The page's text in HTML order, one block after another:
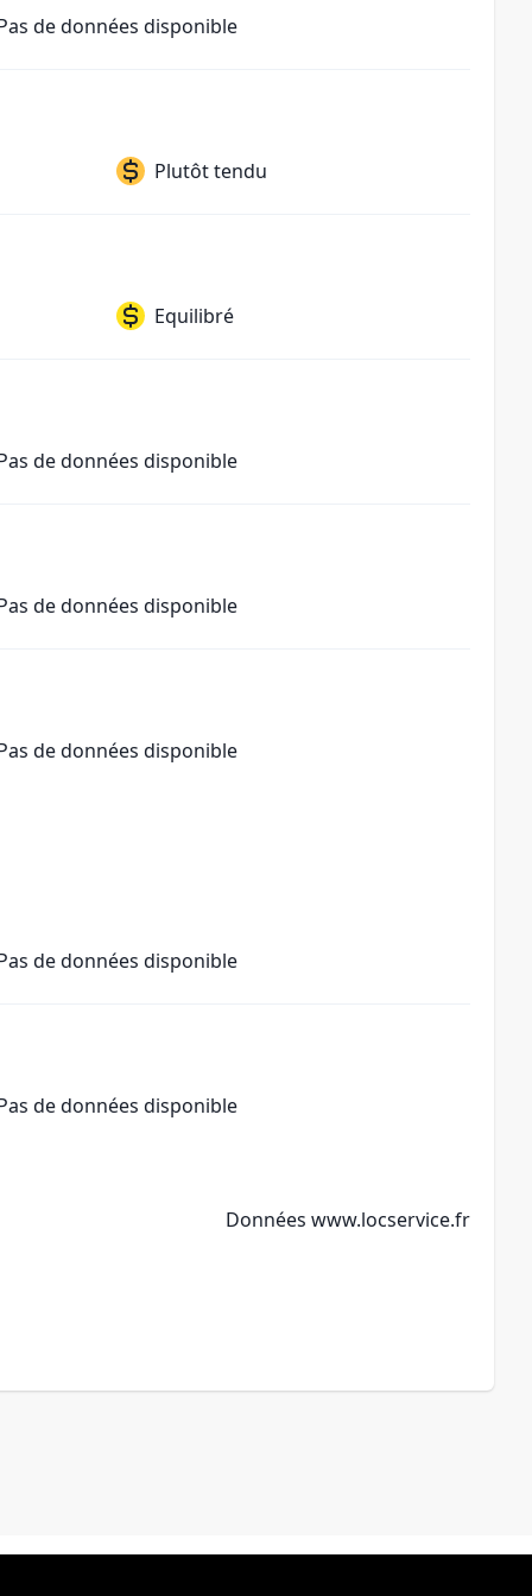
de données disponible
Plutôt tendu
Equilibré
de données disponible
de données disponible
de données disponible
de données disponible
de données disponible
Données www.locservice.fr